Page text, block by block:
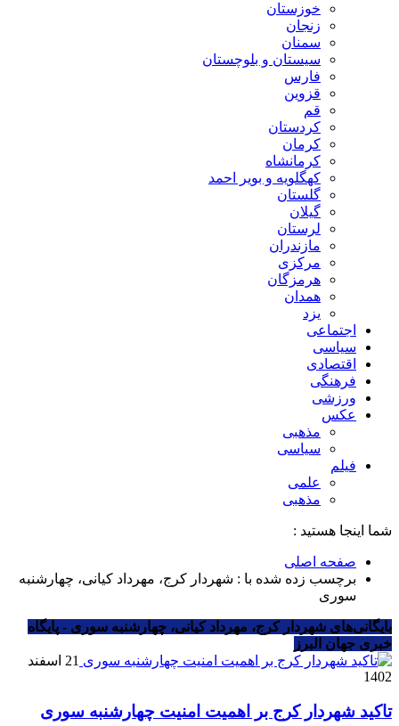
خوزستان
زنجان
سمنان
سیستان و بلوچستان
فارس
قزوین
قم
کردستان
کرمان
کرمانشاه
کهگلویه و بویر احمد
گلستان
گیلان
لرستان
مازندران
مرکزی
هرمزگان
همدان
یزد
اجتماعی
سیاسی
اقتصادی
فرهنگی
ورزشی
عکس
مذهبی
سیاسی
فیلم
علمی
مذهبی
شما اینجا هستید :
صفحه اصلی
برچسب زده شده با : شهردار کرج، مهرداد کیانی، چهارشنبه
سوری
بایگانی‌های شهردار کرج، مهرداد کیانی، چهارشنبه سوری - پایگاه
خبری جهان البرز
21 اسفند
1402
تاکید شهردار کرج بر اهمیت امنیت چهارشنبه سوری